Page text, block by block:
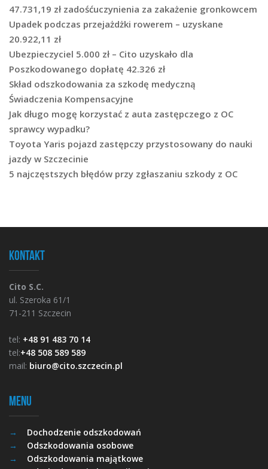
47.731,19 zł zadośćuczynienia za zakażenie gronkowcem
Upadek podczas przejażdżki rowerem – uzyskane
20.922,11 zł
Ubezpieczyciel 5.000 zł – Cito uzyskało dla
Poszkodowanego dopłatę 42.326 zł
Skład odszkodowania za szkodę medyczną
Świadczenia Kompensacyjne
Jak długo mogę korzystać z auta zastępczego z OC
sprawcy wypadku?
Toyota Yaris pojazd zastępczy przystosowany do nauki
jazdy w Szczecinie
5 najczęstszych błędów przy zgłaszaniu szkody z OC
Kontakt
Cito S.C.
ul. Szeroka 61/1
71-211 Szczecin
tel: +48 91 483 70 14
tel:+48 508 589 589
mail: biuro@cito.szczecin.pl
Menu
Dochodzenie odszkodowań
Odszkodowania osobowe
Odszkodowania majątkowe